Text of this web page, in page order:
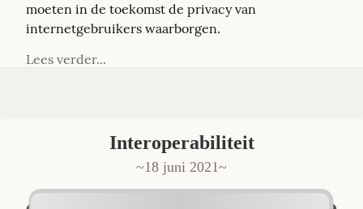
moeten in de toekomst de privacy van
internetgebruikers waarborgen.
Lees verder...
Interoperabiliteit
18 juni 2021